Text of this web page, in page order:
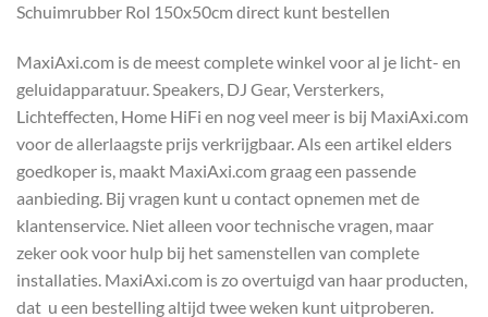
Schuimrubber Rol 150x50cm direct kunt bestellen
MaxiAxi.com is de meest complete winkel voor al je licht- en
geluidapparatuur. Speakers, DJ Gear, Versterkers,
Lichteffecten, Home HiFi en nog veel meer is bij MaxiAxi.com
voor de allerlaagste prijs verkrijgbaar. Als een artikel elders
goedkoper is, maakt MaxiAxi.com graag een passende
aanbieding. Bij vragen kunt u contact opnemen met de
klantenservice. Niet alleen voor technische vragen, maar
zeker ook voor hulp bij het samenstellen van complete
installaties. MaxiAxi.com is zo overtuigd van haar producten,
dat u een bestelling altijd twee weken kunt uitproberen.